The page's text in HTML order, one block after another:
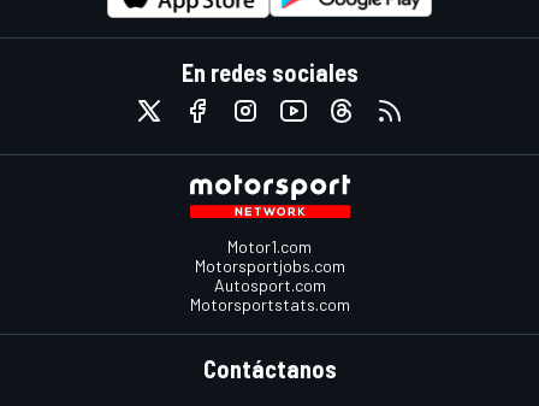
En redes sociales
Motor1.com
Motorsportjobs.com
Autosport.com
Motorsportstats.com
Contáctanos